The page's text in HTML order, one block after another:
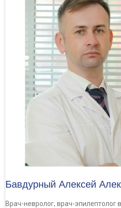
Бавдурный Алексей
Врач-невролог, врач-